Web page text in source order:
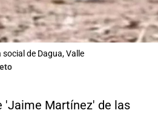
de Dagua, Valle
'Jaime Martínez' de las